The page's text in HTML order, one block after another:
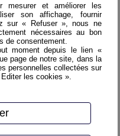
mesurer et améliorer les
son affichage, fournir
sur « Refuser », nous ne
nécessaires au bon
de consentement.
moment depuis le lien «
page de notre site, dans la
personnelles collectées sur
les cookies ».